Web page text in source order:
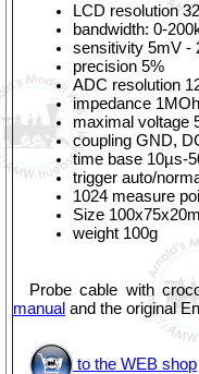
LCD resolution
bandwidth: 0-
sensitivity 5mV -
precision 5%
ADC resolution
impedance
maximal voltage
coupling GND,
time base 10µs-
trigger auto/
1024 measure
Size
weight 100g
Probe cable with
manual and the original
to the WEB shop